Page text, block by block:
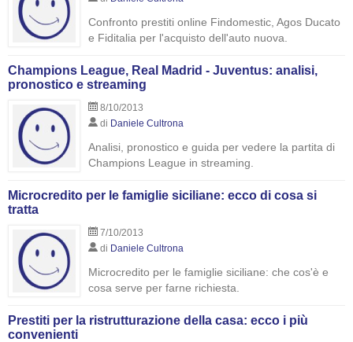
Confronto prestiti online Findomestic, Agos Ducato
e Fiditalia per l'acquisto dell'auto nuova.
Champions League, Real Madrid - Juventus: analisi,
pronostico e streaming
8/10/2013
di Daniele Cultrona
Analisi, pronostico e guida per vedere la partita di
Champions League in streaming.
Microcredito per le famiglie siciliane: ecco di cosa si
tratta
7/10/2013
di Daniele Cultrona
Microcredito per le famiglie siciliane: che cos'è e
cosa serve per farne richiesta.
Prestiti per la ristrutturazione della casa: ecco i più
convenienti